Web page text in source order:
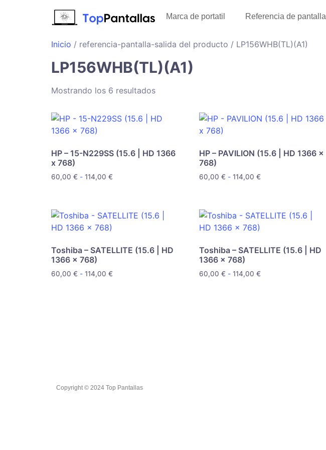
Marca de portatil Referencia de pantalla
Inicio / referencia-pantalla-salida del producto / LP156WHB(TL)(A1)
LP156WHB(TL)(A1)
Mostrando los 6 resultados
HP – 15-N229SS (15.6 | HD 1366
x 768)
60,00 € - 114,00 €
HP – PAVILION (15.6 | HD 1366 x
768)
60,00 € - 114,00 €
Toshiba – SATELLITE (15.6 | HD
1366 x 768)
60,00 € - 114,00 €
Toshiba – SATELLITE (15.6 | HD
1366 x 768)
60,00 € - 114,00 €
Copyright © 2024 Top Pantallas